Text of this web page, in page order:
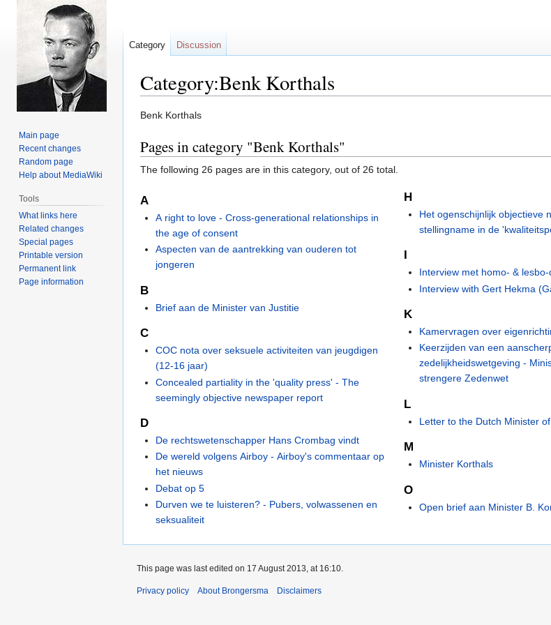
Category:Benk Korthals
Jump
navigation
Jump
search
Benk Korthals
Pages in category "Benk Korthals"
The following 26 pages are in this category, out of 26 total.
A
A right to love - Cross-generational relationships in
the age of consent
Aspecten van de aantrekking van ouderen tot
jongeren
B
Brief aan de Minister van Justitie
C
COC nota over seksuele activiteiten van jeugdigen
(12-16 jaar)
Concealed partiality in the 'quality press' - The
seemingly objective newspaper report
D
De rechtswetenschapper Hans Crombag vindt
De wereld volgens Airboy - Airboy's commentaar op
het nieuws
Debat op 5
Durven we te luisteren? - Pubers, volwassenen en
seksualiteit
H
Het ogenschijnlijk objectieve
stellingname in de
Interview met homo- &
Interview with Gert Hekma
K
Kamervragen over
Keerzijden van een
zedelijkheidswetgeving -
strengere Zedenwet
L
Letter to the Dutch Minister
M
Minister Korthals
O
Open brief aan Minister B.
Category Discussion
Main page
Recent changes
Random page
Help about MediaWiki
Tools
What links here
Related changes
Special pages
Printable version
Permanent link
Page information
This page was last edited on 17 August 2013, at 16:10.
Privacy policy About Brongersma Disclaimers